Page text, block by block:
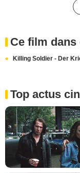
Ce film
Killing Soldier - Der
Top actus